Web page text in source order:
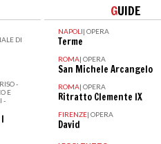
DI
-
E
-
GUIDE
NAPOLI| OPERA
Terme
ROMA| OPERA
San Michele Arcangelo
ROMA| OPERA
Ritratto Clemente IX
FIRENZE| OPERA
David